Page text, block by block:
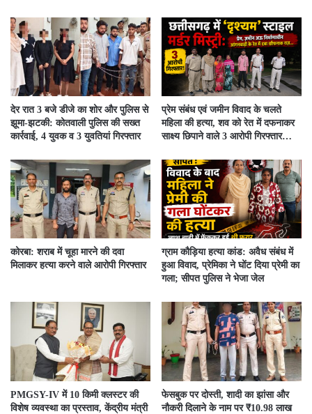
देर रात 3 बजे डीजे का शोर और पुलिस से
झूमा-झटकी: कोतवाली पुलिस की सख्त
कार्रवाई, 4 युवक व 3 युवतियां गिरफ्तार
प्रेम संबंध एवं जमीन विवाद के चलते
महिला की हत्या, शव को रेत में दफनाकर
साक्ष्य छिपाने वाले 3 आरोपी गिरफ्तार…
कोरबा: शराब में चूहा मारने की दवा
मिलाकर हत्या करने वाले आरोपी गिरफ्तार
ग्राम कौड़िया हत्या कांड: अवैध संबंध में
हुआ विवाद, प्रेमिका ने घोंट दिया प्रेमी का
गला; सीपत पुलिस ने भेजा जेल
PMGSY-IV में 10 किमी क्लस्टर की
विशेष व्यवस्था का प्रस्ताव, केंद्रीय मंत्री
फेसबुक पर दोस्ती, शादी का झांसा और
नौकरी दिलाने के नाम पर ₹10.98 लाख